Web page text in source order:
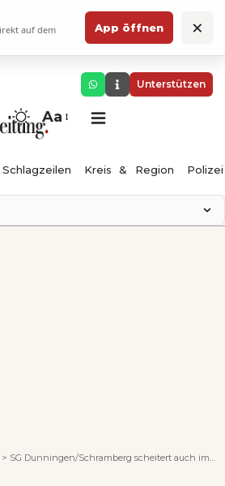
auf dem
App öffnen ×
Unterstützen
Aa
Schlagzeilen Kreis & Region Polizei
> SG Dunningen/Schramberg scheitert auch im dritten Anlauf